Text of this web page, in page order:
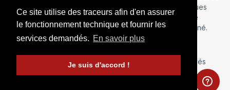
Ce site utilise des traceurs afin d'en assurer
le fonctionnement technique et fournir les
services demandés. En savoir plus
Je suis d'accord !
prendre qu'après un examen clinique. Les techniques
publiées ici ne sauraient justifier une quelconque
revendication de la part d'un soignant ou d'un soigné.
© 2026 Maîtrise Orthopédique – Tous droits réservés